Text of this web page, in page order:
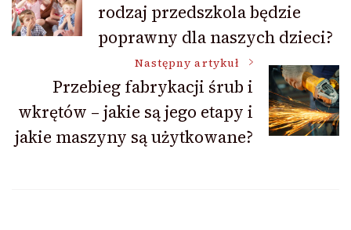
wpisurodzaj przedszkola będzie
poprawny dla naszych dzieci?
Następny artykuł
Przebieg fabrykacji śrub i
wkrętów – jakie są jego etapy i
jakie maszyny są użytkowane?